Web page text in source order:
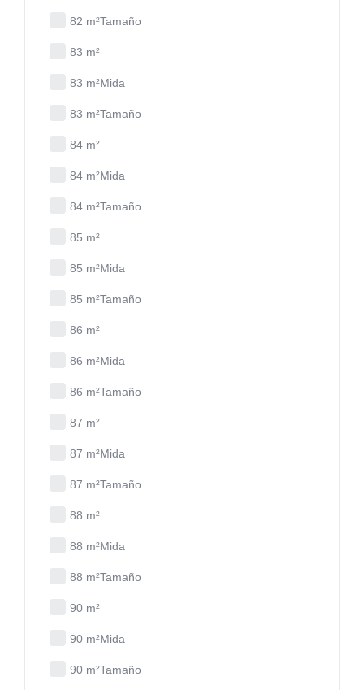
82 m²Tamaño
83 m²
83 m²Mida
83 m²Tamaño
84 m²
84 m²Mida
84 m²Tamaño
85 m²
85 m²Mida
85 m²Tamaño
86 m²
86 m²Mida
86 m²Tamaño
87 m²
87 m²Mida
87 m²Tamaño
88 m²
88 m²Mida
88 m²Tamaño
90 m²
90 m²Mida
90 m²Tamaño